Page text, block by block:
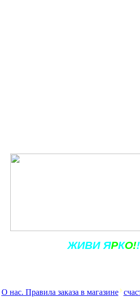
ЖИВИ ЯРКО!!
О нас. Правила заказа в магазине